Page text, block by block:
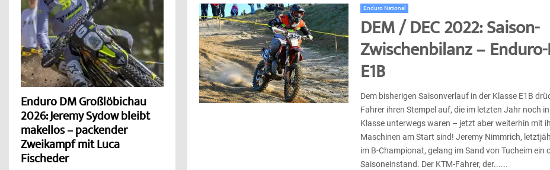
Enduro National
DEM / DEC 2022: Saison-
Zwischenbilanz –
E1B
Dem bisherigen Saisonverlauf in der Klasse E1B
Fahrer ihren Stempel auf, die im letzten Jahr noch
Klasse unterwegs waren – jetzt aber weiterhin mit
Maschinen am Start sind! Jeremy Nimmrich,
im B-Championat, gelang im Sand von Tucheim ein
Saisoneinstand. Der KTM-Fahrer, der......
Enduro DM Großlöbichau
2026: Jeremy Sydow bleibt
makellos – packender
Zweikampf mit Luca
Fischeder